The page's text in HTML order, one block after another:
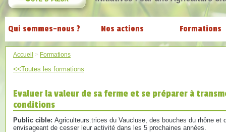
Qui sommes-nous ? Nos actions Formations
Accueil > Formations
<<Toutes les formations
Evaluer la valeur de sa ferme et se préparer à
conditions
Public cible: Agriculteurs.trices du Vaucluse, des bouches du rhône et
envisageant de cesser leur activité dans les 5 prochaines années.